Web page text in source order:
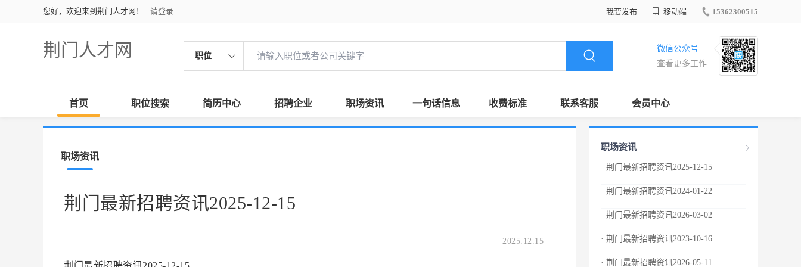
您好，欢迎来到荆门人才网！ 请登录 我要发布 移动端 15362300515
荆门人才网 职位
微信公众号
查看更多工作
首页 职位搜索 简历中心 招聘企业 职场资讯 一句话信息 收费标准 联系客服 会员中心
职场资讯
荆门最新招聘资讯2025-12-15
2025.12.15
职场资讯
· 荆门最新招聘资讯2025-12-15
· 荆门最新招聘资讯2024-01-22
· 荆门最新招聘资讯2026-03-02
· 荆门最新招聘资讯2023-10-16
· 荆门最新招聘资讯2026-05-11